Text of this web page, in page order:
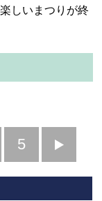
しいまつりが終
5
へ